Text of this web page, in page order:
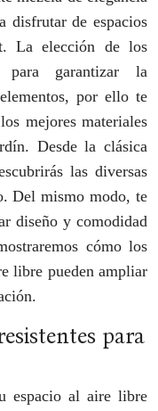
disfrutar de espacios
La elección de los
para garantizar la
por ello te
mejores materiales
Desde la clásica
las diversas
Del mismo modo, te
diseño y comodidad
cómo los
libre pueden ampliar
para
espacio al aire libre